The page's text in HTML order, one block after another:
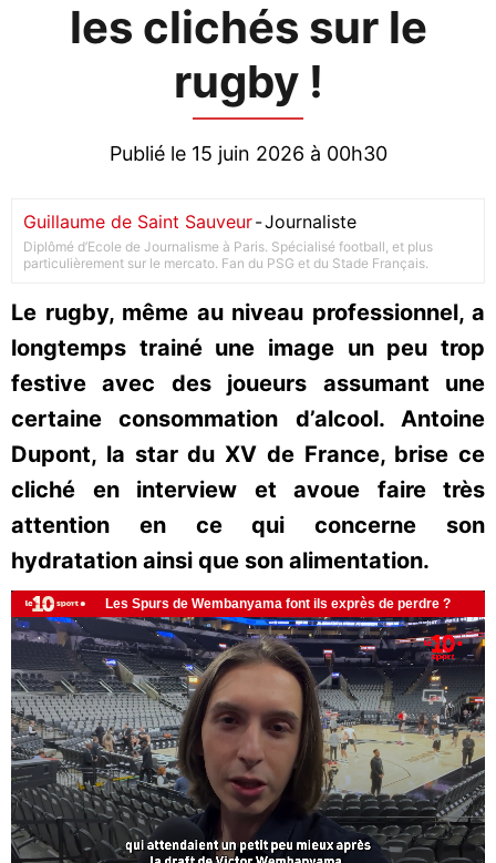
les clichés sur le
rugby !
Publié le 15 juin 2026 à 00h30
Guillaume de Saint Sauveur-Journaliste
Diplômé d’Ecole de Journalisme à Paris. Spécialisé football, et plus
particulièrement sur le mercato. Fan du PSG et du Stade Français.
Le rugby, même au niveau professionnel, a
longtemps trainé une image un peu trop
festive avec des joueurs assumant une
certaine consommation d’alcool. Antoine
Dupont, la star du XV de France, brise ce
cliché en interview et avoue faire très
attention en ce qui concerne son
hydratation ainsi que son alimentation.